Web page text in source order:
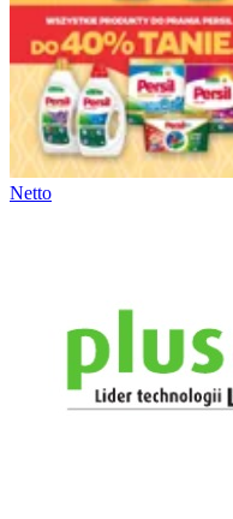
Netto